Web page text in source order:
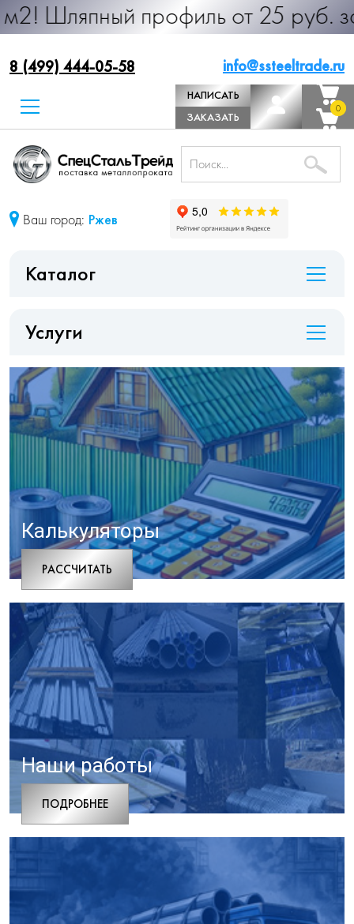
профиль от 25 руб. за м.п.
8 (499) 444-05-58 info@ssteeltrade.ru
НАПИСАТЬ
ДИРЕКТОРУ
ЗАКАЗАТЬ
ЗВОНОК
0
0
Ваш город: Ржев
Каталог
Услуги
Калькуляторы
РАCСЧИТАТЬ
Наши работы
ПОДРОБНЕЕ